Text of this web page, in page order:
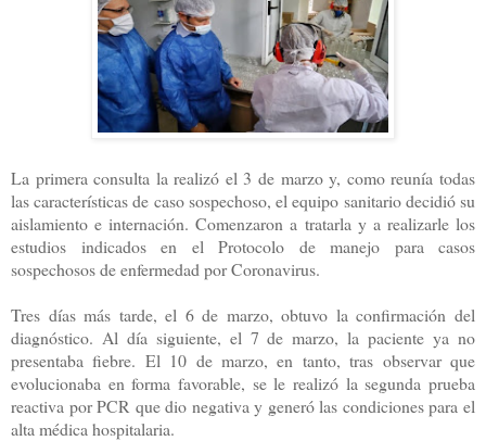
La primera consulta la realizó el 3 de marzo y, como reunía todas
las características de caso sospechoso, el equipo sanitario decidió su
aislamiento e internación. Comenzaron a tratarla y a realizarle los
estudios indicados en el Protocolo de manejo para casos
sospechosos de enfermedad por Coronavirus.
Tres días más tarde, el 6 de marzo, obtuvo la confirmación del
diagnóstico. Al día siguiente, el 7 de marzo, la paciente ya no
presentaba fiebre. El 10 de marzo, en tanto, tras observar que
evolucionaba en forma favorable, se le realizó la segunda prueba
reactiva por PCR que dio negativa y generó las condiciones para el
alta médica hospitalaria.